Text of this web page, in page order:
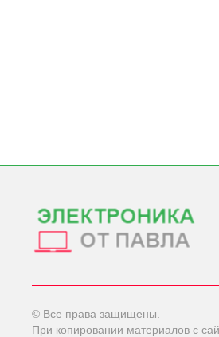
© Все права защищены.
При копировании материалов с